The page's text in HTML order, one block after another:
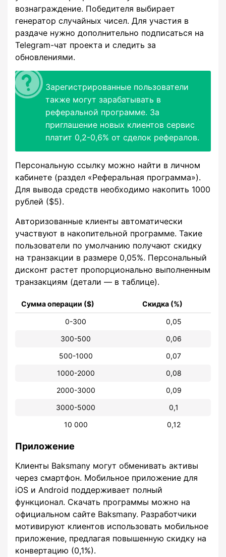
вознаграждение. Победителя выбирает
генератор случайных чисел. Для участия в
раздаче нужно дополнительно подписаться на
Telegram-чат проекта и следить за
обновлениями.
Зарегистрированные пользователи
также могут зарабатывать в
реферальной программе. За
приглашение новых клиентов сервис
платит 0,2-0,6% от сделок рефералов.
Персональную ссылку можно найти в личном
кабинете (раздел «Реферальная программа»).
Для вывода средств необходимо накопить 1000
рублей ($5).
Авторизованные клиенты автоматически
участвуют в накопительной программе. Такие
пользователи по умолчанию получают скидку
на транзакции в размере 0,05%. Персональный
дисконт растет пропорционально выполненным
транзакциям (детали — в таблице).
Сумма операции ($) Скидка (%)
0-300
0,05
300-500
0,06
500-1000
0,07
1000-2000
0,08
2000-3000
0,09
3000-5000
0,1
10 000
0,12
Приложение
Клиенты Baksmany могут обменивать активы
через смартфон. Мобильное приложение для
iOS и Android поддерживает полный
функционал. Скачать программы можно на
официальном сайте Baksmany. Разработчики
мотивируют клиентов использовать мобильное
приложение, предлагая повышенную скидку на
конвертацию (0,1%).